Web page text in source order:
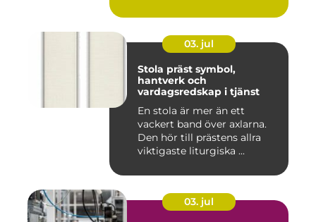
03. jul
Stola präst symbol,
hantverk och
vardagsredskap i tjänst
En stola är mer än ett
vackert band över axlarna.
Den hör till prästens allra
viktigaste liturgiska ...
03. jul